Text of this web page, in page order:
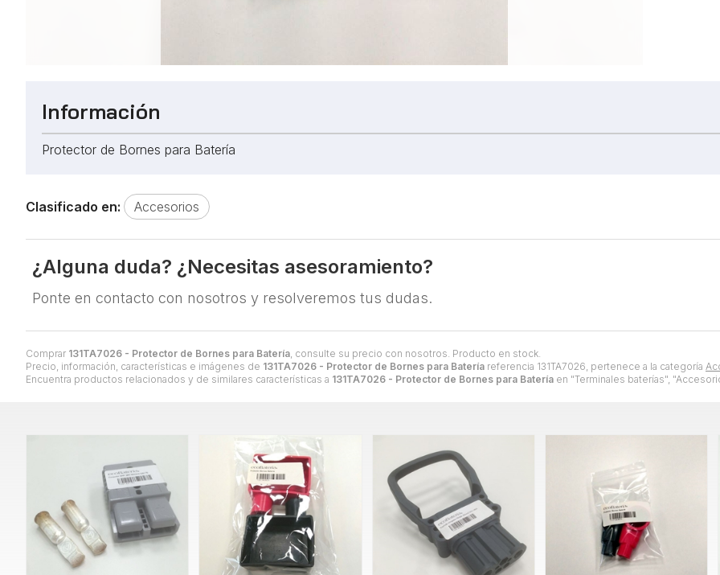
Comprar 131TA7026 - Protector de Bornes para Batería, consulte su precio con nosotros. Producto en stock.
Precio, información, características e imágenes de 131TA7026 - Protector de Bornes para Batería referencia 131TA7026, pertenece a la categoría
Encuentra productos relacionados y de similares características a 131TA7026 - Protector de Bornes para Batería en "Terminales baterías",
Información
Protector de Bornes para Batería
Clasificado en: Accesorios
¿Alguna duda? ¿Necesitas asesoramiento?
Ponte en contacto con nosotros y resolveremos tus dudas.